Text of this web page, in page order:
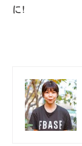
に！